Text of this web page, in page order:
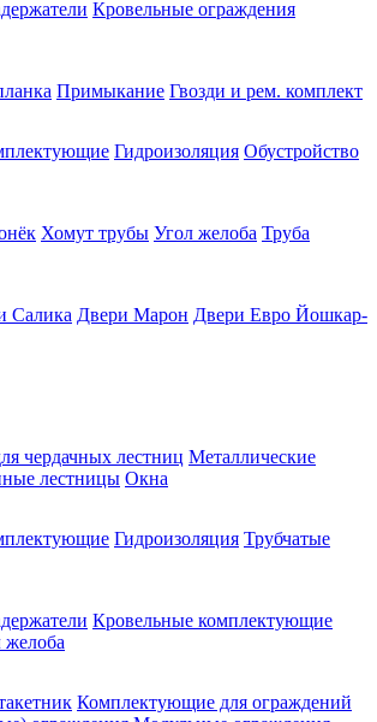
Кровельные ограждения
Примыкание Гвозди и рем. комплект
Гидроизоляция Обустройство
Хомут трубы Угол желоба Труба
Салика Двери Марон Двери Евро Йошкар-
чердачных лестниц Металлические
лестницы Окна
Гидроизоляция Трубчатые
Кровельные комплектующие
желоба
Комплектующие для ограждений